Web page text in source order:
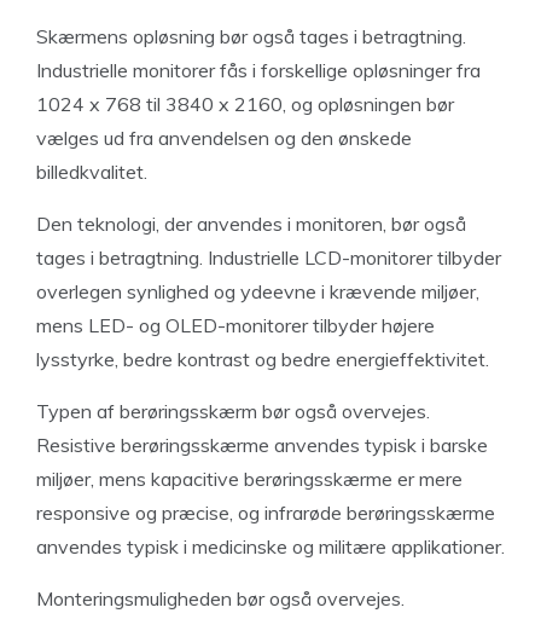
Skærmens opløsning bør også tages i betragtning.
Industrielle monitorer fås i forskellige opløsninger fra
1024 x 768 til 3840 x 2160, og opløsningen bør
vælges ud fra anvendelsen og den ønskede
billedkvalitet.
Den teknologi, der anvendes i monitoren, bør også
tages i betragtning. Industrielle LCD-monitorer tilbyder
overlegen synlighed og ydeevne i krævende miljøer,
mens LED- og OLED-monitorer tilbyder højere
lysstyrke, bedre kontrast og bedre energieffektivitet.
Typen af berøringsskærm bør også overvejes.
Resistive berøringsskærme anvendes typisk i barske
miljøer, mens kapacitive berøringsskærme er mere
responsive og præcise, og infrarøde berøringsskærme
anvendes typisk i medicinske og militære applikationer.
Monteringsmuligheden bør også overvejes.